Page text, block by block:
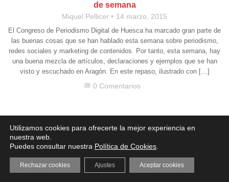
de semana
Miquel Pellicer 14 marzo, 2015
El Congreso de Periodismo Digital de Huesca ha marcado gran parte de
las buenas cosas que se han hablado esta semana sobre periodismo,
redes sociales y marketing de contenidos. Por tanto, esta semana, hay
una buena mezcla de artículos, declaraciones y ejemplos que se han
visto y escuchado en Aragón. En este repaso, ilustrado con […]
chat_bubble 0 Comentarios
Aviso legal·Política de Privacidad·Política de Cookies
Utilizamos cookies para ofrecerte la mejor experiencia en
nuestra web.
Puedes consultar nuestra Política de Cookies
Aceptar cookies
Rechazar cookies Ajustes